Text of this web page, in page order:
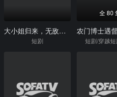
大小姐归来，无敌又无情
短剧
全 80
短剧/穿越